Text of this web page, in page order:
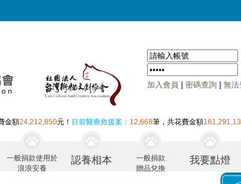
加入會員 密碼查詢| 無法
金額24,212,850元！ 目前醫療救援案： 12,668筆，共花費金額
一般捐款使用於
浪浪安養
認養相本
一般捐款
贈品兌換
我要點燈